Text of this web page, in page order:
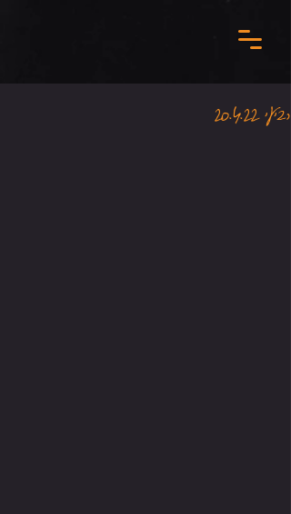
רביעי 20.4.22